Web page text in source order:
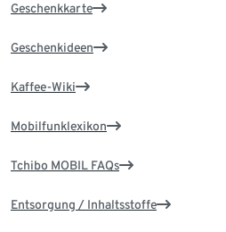
Geschenkkarte
Geschenkideen
Kaffee-Wiki
Mobilfunklexikon
Tchibo MOBIL FAQs
Entsorgung / Inhaltsstoffe